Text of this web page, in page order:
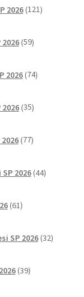
2026 121izdelkov
59izdelkov
2026 74izdelkov
35izdelkov
77izdelkov
2026 44izdelkov
61izdelkov
SP 2026 32izdelkov
39izdelkov